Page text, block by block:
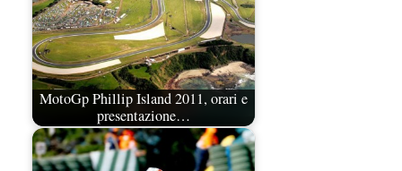
MotoGp Phillip Island 2011, orari e
presentazione…